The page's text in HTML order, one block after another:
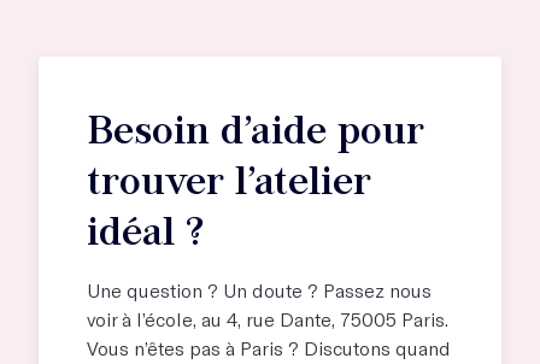
Besoin d’aide pour
trouver l’atelier
idéal ?
Une question ? Un doute ? Passez nous
voir à l’école, au 4, rue Dante, 75005 Paris.
Vous n’êtes pas à Paris ? Discutons quand